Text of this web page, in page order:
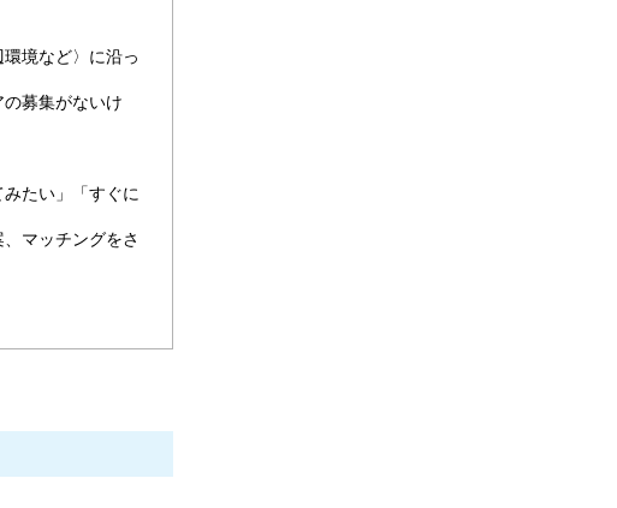
境など〉に沿っ
募集がないけ
たい」「すぐに
マッチングをさ